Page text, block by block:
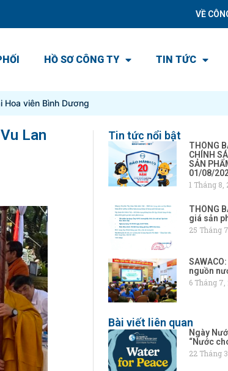
VỀ
HỒ SƠ CÔNG TY TIN TỨC
Hoa viên Bình Dương
Lan
Tin tức nổi bật
THÔNG
CHÍNH
SẢN
01/08/
1 Tháng 8,
THÔNG
giá sản
25 Tháng
nguồn
6 Tháng 7,
Bài viết liên quan
Ngày
“Nước
22 Tháng